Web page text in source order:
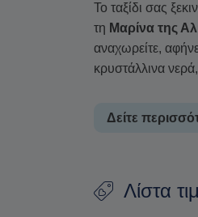
Το ταξίδι σας
τη Μαρίνα της
αναχωρείτε,
κρυστάλλινα
Δείτε
παραμένει
Λίστα